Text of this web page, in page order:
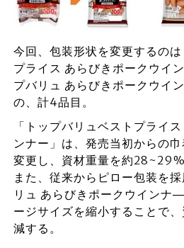
今回、包装形状を変更するの
プライス あらびきポークウイ
プバリュ あらびきポークウイ
の、計4品目。
「トップバリュベストプライ
ンナー」は、発売当初からの
変更し、資材重量を約28~29%
また、従来からピロー包装を
リュ あらびきポークウインナ
ージサイズを縮小することで
減する。